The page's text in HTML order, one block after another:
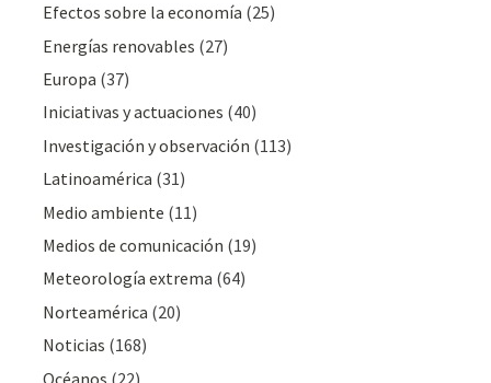
Efectos sobre la economía (25)
Energías renovables (27)
Europa (37)
Iniciativas y actuaciones (40)
Investigación y observación (113)
Latinoamérica (31)
Medio ambiente (11)
Medios de comunicación (19)
Meteorologí­a extrema (64)
Norteamérica (20)
Noticias (168)
Océanos (22)